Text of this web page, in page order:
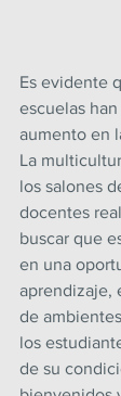
Es evidente
escuelas
aumento en
La
los salones
docentes
buscar que
en una
aprendizaje,
de
los
de su